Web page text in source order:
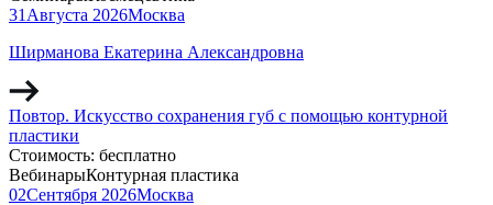
31 Августа 2026Москва
Ширманова Екатерина Александровна
Повтор. Искусство сохранения губ с помощью контурной
пластики
Стоимость: бесплатно
ВебинарыКонтурная пластика
02Сентября 2026Москва